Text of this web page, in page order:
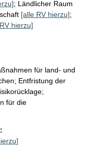
; Ländlicher Raum
[alle RV hierzu];
hierzu]
für land- und
Entfristung der
für die